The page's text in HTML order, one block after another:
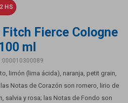
2 HS
Fierce Cologne
100 ml
000010300089
limón (lima ácida), naranja, petit grain,
Notas de Corazón son romero, lirio de
salvia y rosa; las Notas de Fondo son